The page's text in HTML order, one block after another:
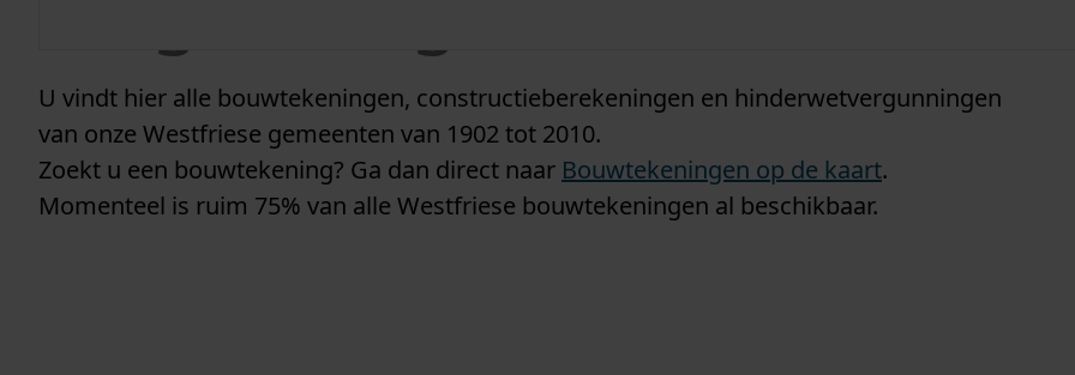
U vindt hier alle bouwtekeningen, constructieberekeningen en hinderwetvergunningen
van onze Westfriese gemeenten van 1902 tot 2010.
Zoekt u een bouwtekening? Ga dan direct naar Bouwtekeningen op de kaart.
Momenteel is ruim 75% van alle Westfriese bouwtekeningen al beschikbaar.